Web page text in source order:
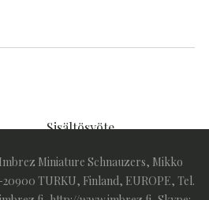
Sisältösyöte
WordPress.org
Miniature Schnauzers, Mikko
TURKU, Finland, EUROPE, Tel.